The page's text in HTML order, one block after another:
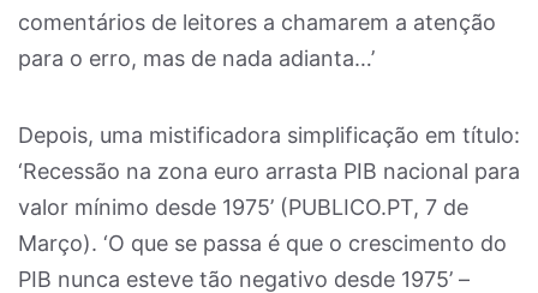
comentários de leitores a chamarem a atenção
para o erro, mas de nada adianta…’
Depois, uma mistificadora simplificação em título:
‘Recessão na zona euro arrasta PIB nacional para
valor mínimo desde 1975’ (PUBLICO.PT, 7 de
Março). ‘O que se passa é que o crescimento do
PIB nunca esteve tão negativo desde 1975’ –